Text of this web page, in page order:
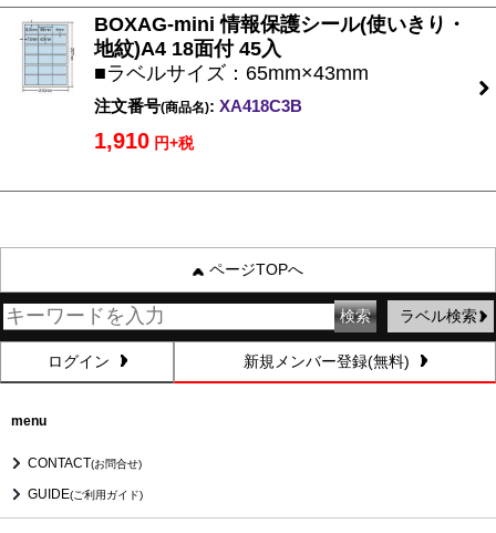
BOXAG-mini 情報保護シール(使いきり・
地紋)A4 18面付 45入
■ラベルサイズ：65mm×43mm
注文番号(商品名): XA418C3B
1,910 円+税
ページTOPへ
ラベル検索
ログイン 新規メンバー登録(無料)
menu
CONTACT(お問合せ)
GUIDE(ご利用ガイド)